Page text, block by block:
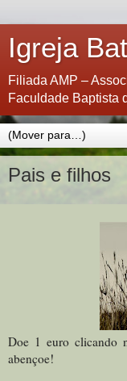
Igreja
Filiada AMP –
Faculdade Baptista
Pais e filhos
Doe 1 euro clicando
abençoe!